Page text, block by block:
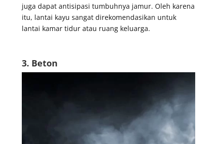
juga dapat antisipasi tumbuhnya jamur. Oleh karena
itu, lantai kayu sangat direkomendasikan untuk
lantai kamar tidur atau ruang keluarga.
3. Beton